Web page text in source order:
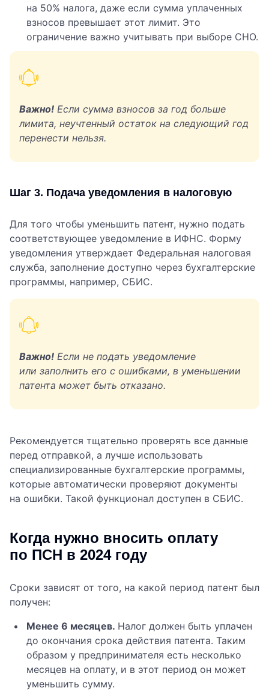
на 50% налога, даже если сумма уплаченных
взносов превышает этот лимит. Это
ограничение важно учитывать при выборе СНО.
Важно! Если сумма взносов за год больше
лимита, неучтенный остаток на следующий год
перенести нельзя.
Шаг 3. Подача уведомления в налоговую
Для того чтобы уменьшить патент, нужно подать
соответствующее уведомление в ИФНС. Форму
уведомления утверждает Федеральная налоговая
служба, заполнение доступно через бухгалтерские
программы, например, СБИС.
Важно! Если не подать уведомление
или заполнить его с ошибками, в уменьшении
патента может быть отказано.
Рекомендуется тщательно проверять все данные
перед отправкой, а лучше использовать
специализированные бухгалтерские программы,
которые автоматически проверяют документы
на ошибки. Такой функционал доступен в СБИС.
Когда нужно вносить оплату
по ПСН в 2024 году
Сроки зависят от того, на какой период патент был
получен:
Менее 6 месяцев. Налог должен быть уплачен
до окончания срока действия патента. Таким
образом у предпринимателя есть несколько
месяцев на оплату, и в этот период он может
уменьшить сумму.